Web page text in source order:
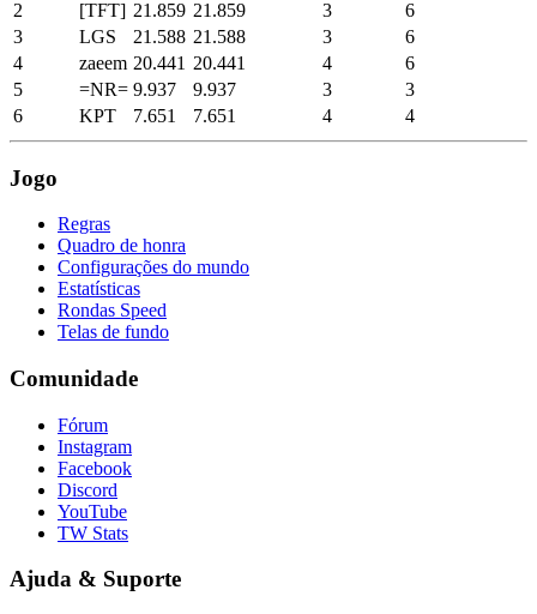
2
[TFT] 21 .859 21 .859 3
6
3
LGS 21 .588 21 .588 3
6
4
zaeem 20.441 20.441 4
6
5
=NR= 9.937 9.937 3
3
6
KPT 7.651 7.651 4 4
Jogo
Regras
Quadro de honra
Configurações do mundo
Estatísticas
Rondas Speed
Telas de fundo
Comunidade
Fórum
Instagram
Facebook
Discord
YouTube
TW Stats
Ajuda & Suporte